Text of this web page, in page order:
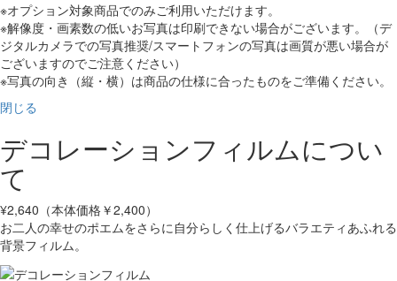
※オプション対象商品でのみご利用いただけます。
※解像度・画素数の低いお写真は印刷できない場合がございます。（デ
ジタルカメラでの写真推奨/スマートフォンの写真は画質が悪い場合が
ございますのでご注意ください）
※写真の向き（縦・横）は商品の仕様に合ったものをご準備ください。
閉じる
デコレーションフィルムについ
て
¥2,640（本体価格￥2,400）
お二人の幸せのポエムをさらに自分らしく仕上げるバラエティあふれる
背景フィルム。